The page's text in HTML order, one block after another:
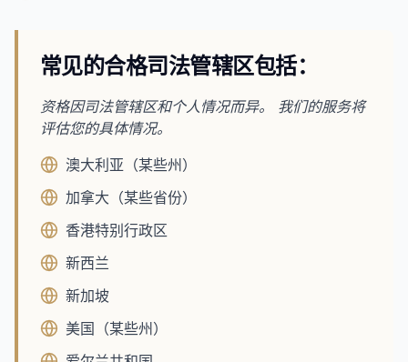
常见的合格司法管辖区包括：
资格因司法管辖区和个人情况而异。 我们的服务将
评估您的具体情况。
澳大利亚（某些州）
加拿大（某些省份）
香港特别行政区
新西兰
新加坡
美国（某些州）